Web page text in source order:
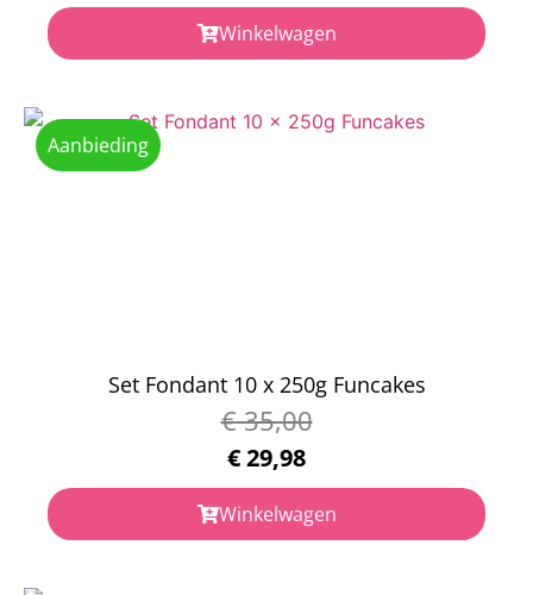
Winkelwagen
Aanbieding
Set Fondant 10 x 250g Funcakes
€35,00
€29,98
Winkelwagen